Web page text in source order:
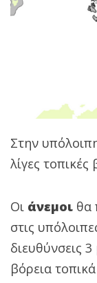
Στην
λίγες τοπικές
Οι άνεμοι θα
στις
διευθύνσεις
βόρεια